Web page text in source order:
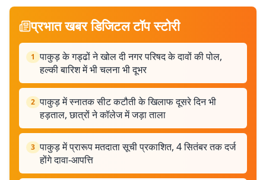
प्रभात खबर डिजिटल टॉप स्टोरी
1 पाकुड़ के गड्ढों ने खोल दी नगर परिषद के दावों की पोल,
हल्की बारिश में भी चलना भी दूभर
2 पाकुड़ में स्नातक सीट कटौती के खिलाफ दूसरे दिन भी
हड़ताल, छात्रों ने कॉलेज में जड़ा ताला
3 पाकुड़ में प्रारूप मतदाता सूची प्रकाशित, 4 सितंबर तक दर्ज
होंगे दावा-आपत्ति